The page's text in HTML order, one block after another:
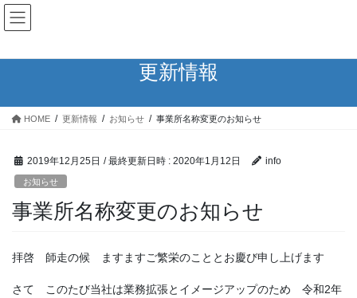
コ
ン
ン
ス
ナ
ビ
ー
ン
更新情報
HOME 更新情報 お知らせ 事業所名称変更のお知らせ
2019年12月25日 / 最終更新日時 : 2020年1月12日 info
お知らせ
事業所名称変更のお知らせ
拝啓 師走の候 ますますご繁栄のこととお慶び申し上げます
さて このたび当社は業務拡張とイメージアップのため 令和2年